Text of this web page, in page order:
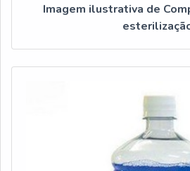
Imagem ilustrativa de